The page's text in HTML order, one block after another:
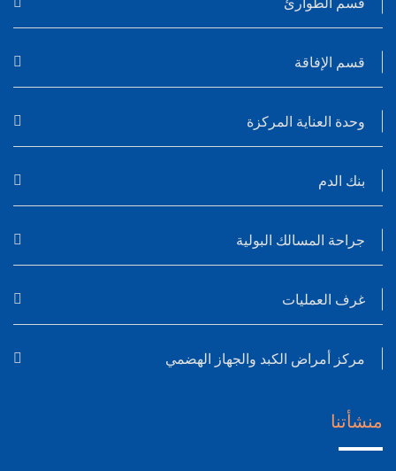
قسم الإفاقة
وحدة العناية المركزة
بنك الدم
جراحة المسالك البولية
غرف العمليات
مركز أمراض الكبد والجهاز الهضمي
منشأتنا